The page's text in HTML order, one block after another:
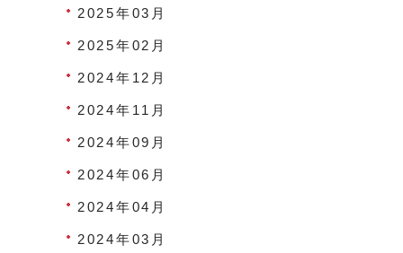
2025年03月
2025年02月
2024年12月
2024年11月
2024年09月
2024年06月
2024年04月
2024年03月